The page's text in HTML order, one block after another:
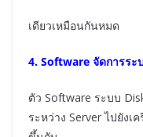
เดียวเหมือนกันหมด
4. Software จัดการระ
ตัว Software ระบบ
ระหว่าง Server ไปยังเ